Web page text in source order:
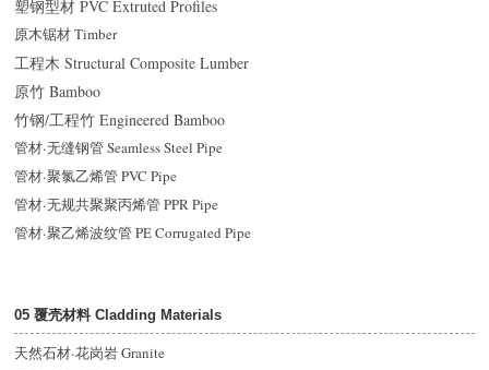
塑钢型材 PVC Extruted Profiles
原木锯材 Timber
工程木 Structural Composite Lumber
原竹 Bamboo
竹钢/工程竹 Engineered Bamboo
管材·无缝钢管 Seamless Steel Pipe
管材·聚氯乙烯管 PVC Pipe
管材·无规共聚聚丙烯管 PPR Pipe
管材·聚乙烯波纹管 PE Corrugated Pipe
05 覆壳材料 Cladding Materials
天然石材·花岗岩 Granite